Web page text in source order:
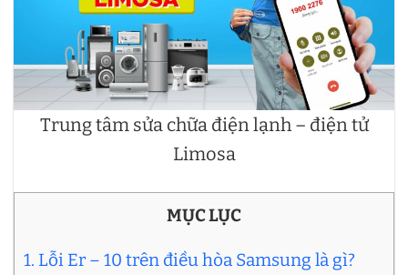
Trung tâm sửa chữa điện lạnh – điện tử
Limosa
MỤC LỤC
1. Lỗi Er – 10 trên điều hòa Samsung là gì?